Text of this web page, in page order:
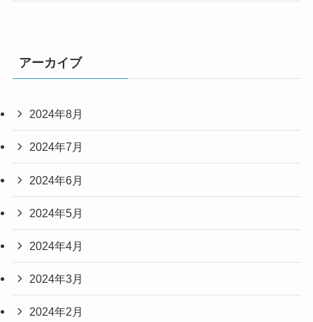
アーカイブ
2024年8月
2024年7月
2024年6月
2024年5月
2024年4月
2024年3月
2024年2月